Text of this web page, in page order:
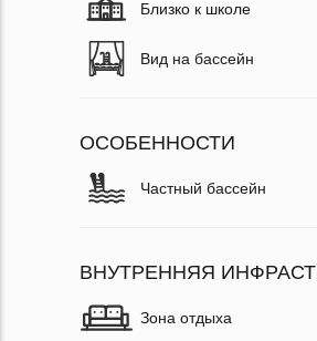
Близко к школе
Вид на бассейн
ОСОБЕННОСТИ
Частный бассейн
ВНУТРЕННЯЯ
Зона отдыха